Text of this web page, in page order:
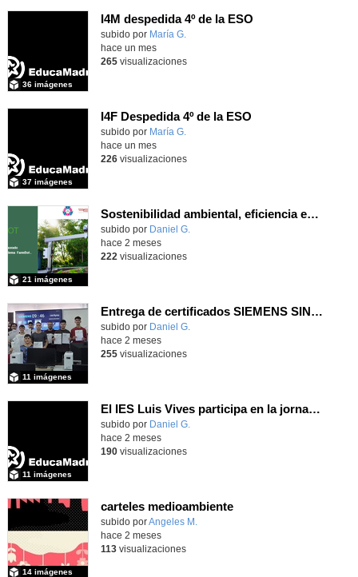
I4M despedida 4º de la ESO
subido por María G.
36 imágenes
hace un mes
265visualizaciones
I4F Despedida 4º de la ESO
subido por María G.
37 imágenes
hace un mes
226visualizaciones
Sostenibilidad ambiental, eficiencia energética y sistemas de producción inteligente para la industria 4.0
subido por Daniel G.
21 imágenes
hace 2 meses
222 visualizaciones
Entrega de certificados SIEMENS SINUMERIK
subido por Daniel G.
11 imágenes
hace 2 meses
255visualizaciones
El IES Luis Vives participa en la jornada de trabajo sobre mecanizado CNC e Industria 4.0
subido por Daniel G.
11 imágenes
hace 2 meses
190visualizaciones
carteles medioambiente
Contenido educativo.
subido porAngeles M.
14 imágenes
hace 2 meses
113visualizaciones